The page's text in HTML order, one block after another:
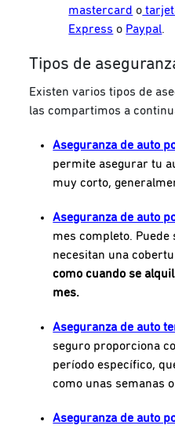
mastercard o
Express o Paypal.
Tipos de
Existen varios tipos de
las compartimos a
Aseguranza de auto
permite asegurar tu
muy corto,
Aseguranza de auto
mes completo.
necesitan una
como cuando se
mes.
Aseguranza de auto
seguro proporciona
período específico,
como unas semanas
Aseguranza de auto